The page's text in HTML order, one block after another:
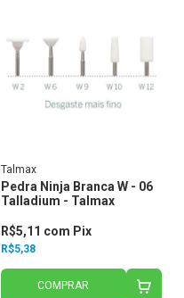
Talmax
Pedra Ninja Branca W - 06
Talladium - Talmax
R$5,38
R$5,11 com Pix
COMPRAR